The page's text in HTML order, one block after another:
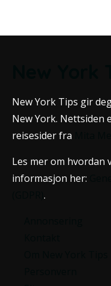
New York Tips gir
New York. Nettsiden
reisesider fra
Les mer om hvordan
informasjon her:
.